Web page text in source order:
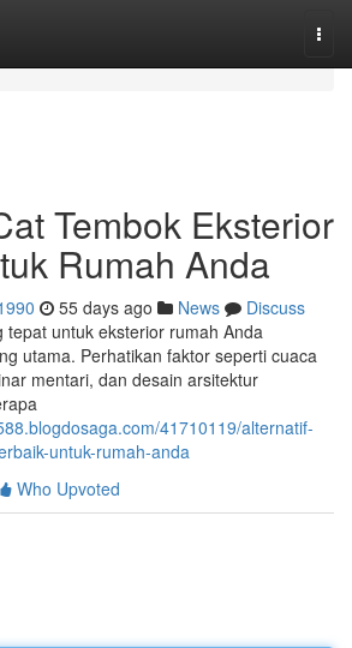
Tembok Eksterior
Rumah Anda
55 days ago News
Discuss
tepat untuk eksterior rumah Anda
utama. Perhatikan faktor seperti cuaca
mentari, dan desain arsitektur
41710119/alternatif-
untuk-rumah-anda
Who Upvoted